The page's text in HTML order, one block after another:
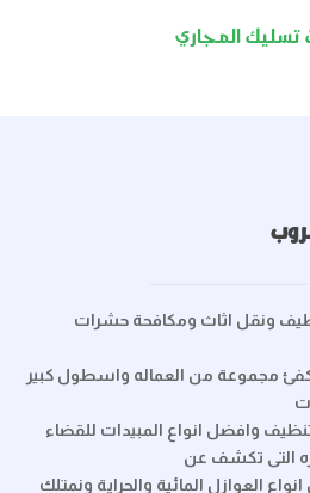
المجاري
ونقل اثاث ومكافحة حشرات
مجموعة من العماله واسطول كبير
وافضل انواع المبيدات للقضاء
التى تكشف عن
العوازل المائية والحراية ونمتلك